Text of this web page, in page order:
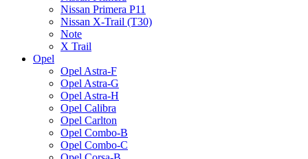
Nissan Primera P11
Nissan X-Trail (T30)
Note
X Trail
Opel
Opel Astra-F
Opel Astra-G
Opel Astra-H
Opel Calibra
Opel Carlton
Opel Combo-B
Opel Combo-C